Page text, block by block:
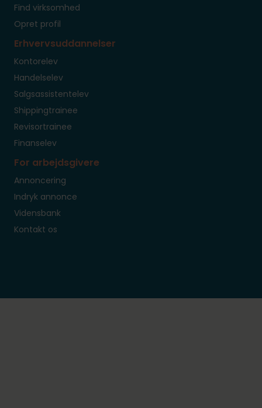
Find virksomhed
Opret profil
Erhvervsuddannelser
Kontorelev
Handelselev
Salgsassistentelev
Shippingtrainee
Revisortrainee
Finanselev
For arbejdsgivere
Annoncering
Indryk annonce
Vidensbank
Kontakt os